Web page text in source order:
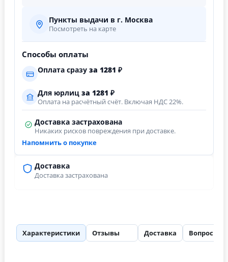
Доставка
Доставка застрахована
Пункты выдачи в г. Москва
Посмотреть на карте
Способы оплаты
Оплата сразу за 1281 ₽
Для юрлиц за 1281 ₽
Оплата на расчётный счёт. Включая НДС 22%.
Доставка застрахована
Никаких рисков повреждения при доставке.
Напомнить о покупке
Характеристики Отзывы Доставка Вопросы